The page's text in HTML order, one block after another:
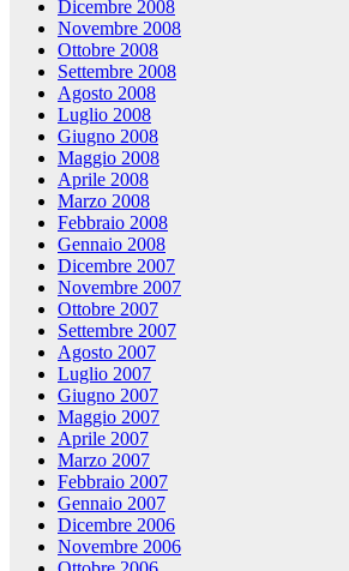
Dicembre 2008
Novembre 2008
Ottobre 2008
Settembre 2008
Agosto 2008
Luglio 2008
Giugno 2008
Maggio 2008
Aprile 2008
Marzo 2008
Febbraio 2008
Gennaio 2008
Dicembre 2007
Novembre 2007
Ottobre 2007
Settembre 2007
Agosto 2007
Luglio 2007
Giugno 2007
Maggio 2007
Aprile 2007
Marzo 2007
Febbraio 2007
Gennaio 2007
Dicembre 2006
Novembre 2006